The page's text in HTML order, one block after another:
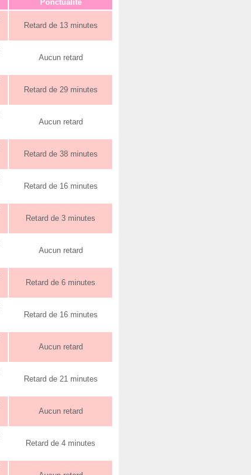
Ponctualité
Retard de 13 minutes
Aucun retard
Retard de 29 minutes
Aucun retard
Retard de 38 minutes
Retard de 16 minutes
Retard de 3 minutes
Aucun retard
Retard de 6 minutes
Retard de 16 minutes
Aucun retard
Retard de 21 minutes
Aucun retard
Retard de 4 minutes